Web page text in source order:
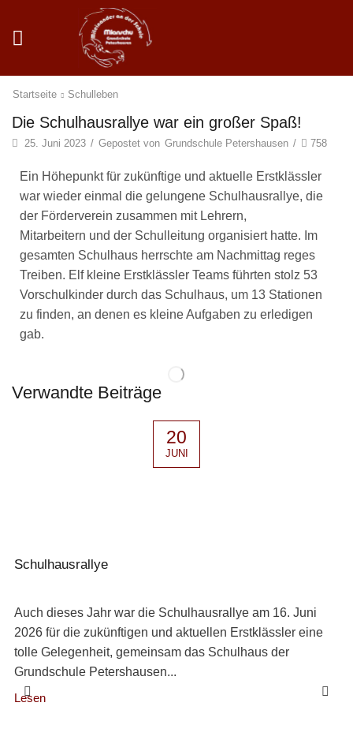
Startseite Schulleben
Die Schulhausrallye war ein großer Spaß!
25. Juni 2023 / Gepostet von Grundschule Petershausen / 758
Ein Höhepunkt für zukünftige und aktuelle Erstklässler
war wieder einmal die gelungene Schulhausrallye, die
der Förderverein zusammen mit Lehrern,
Mitarbeitern und der Schulleitung organisiert hatte. Im
gesamten Schulhaus herrschte am Nachmittag reges
Treiben. Elf kleine Erstklässler Teams führten stolz 53
Vorschulkinder durch das Schulhaus, um 13 Stationen
zu finden, an denen es kleine Aufgaben zu erledigen
gab.
Verwandte Beiträge
20
JUNI
Schulhausrallye
Auch dieses Jahr war die Schulhausrallye am 16. Juni
2026 für die zukünftigen und aktuellen Erstklässler eine
tolle Gelegenheit, gemeinsam das Schulhaus der
Grundschule Petershausen...
Lesen